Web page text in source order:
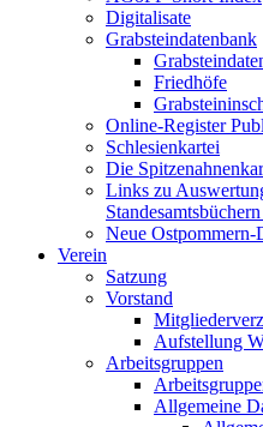
Digitalisate
Grabsteindatenbank
Friedhöfe
Online-Register
Schlesienkartei
Die
Links zu
Neue Ostpommern-
Verein
Satzung
Vorstand
Aufstellung
Arbeitsgruppen
Allgemeine